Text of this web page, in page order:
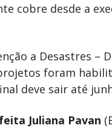
cobre desde a
a Desastres –
foram
deve sair até
Juliana Pavan